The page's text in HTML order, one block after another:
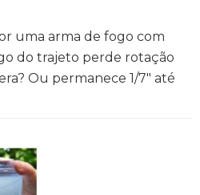
uma arma de fogo com
do trajeto perde rotação
Ou permanece 1/7" até